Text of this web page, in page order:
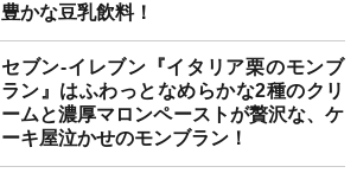
豊かな豆乳飲料！
セブン-イレブン『イタリア栗のモンブ
ラン』はふわっとなめらかな2種のクリ
ームと濃厚マロンペーストが贅沢な、ケ
ーキ屋泣かせのモンブラン！